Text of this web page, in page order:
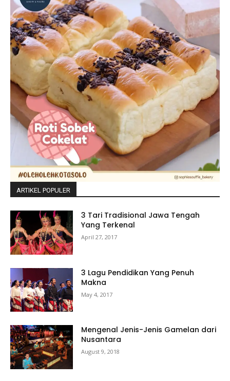
ARTIKEL POPULER
3 Tari Tradisional Jawa Tengah
Yang Terkenal
April 27, 2017
3 Lagu Pendidikan Yang Penuh
Makna
May 4, 2017
Mengenal Jenis-Jenis Gamelan dari
Nusantara
August 9, 2018